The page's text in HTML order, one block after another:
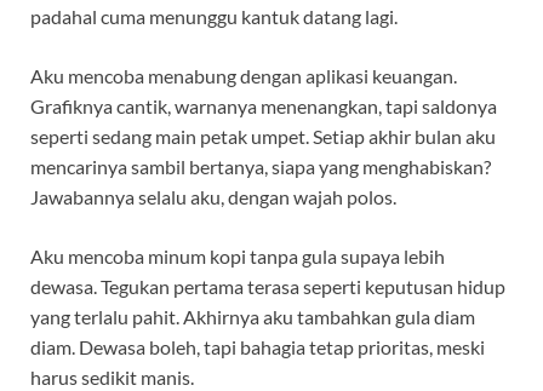
padahal cuma menunggu kantuk datang lagi.
Aku mencoba menabung dengan aplikasi keuangan.
Grafiknya cantik, warnanya menenangkan, tapi saldonya
seperti sedang main petak umpet. Setiap akhir bulan aku
mencarinya sambil bertanya, siapa yang menghabiskan?
Jawabannya selalu aku, dengan wajah polos.
Aku mencoba minum kopi tanpa gula supaya lebih
dewasa. Tegukan pertama terasa seperti keputusan hidup
yang terlalu pahit. Akhirnya aku tambahkan gula diam
diam. Dewasa boleh, tapi bahagia tetap prioritas, meski
harus sedikit manis.